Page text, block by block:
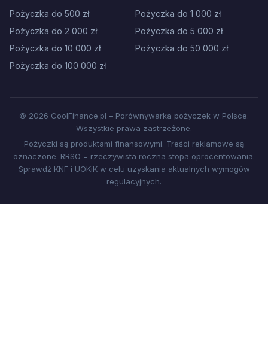
Pożyczka do 500 zł
Pożyczka do 1 000 zł
Pożyczka do 2 000 zł
Pożyczka do 5 000 zł
Pożyczka do 10 000 zł
Pożyczka do 50 000 zł
Pożyczka do 100 000 zł
© 2026 CoolFinance.pl – Porównywarka pożyczek w Polsce.
Wszystkie prawa zastrzeżone.
Pożyczki są produktami finansowymi. Treści reklamowe są
oznaczone. RRSO = rzeczywista roczna stopa oprocentowania.
Sprawdź KNF i UOKiK w celu uzyskania aktualnych wymogów
regulacyjnych.